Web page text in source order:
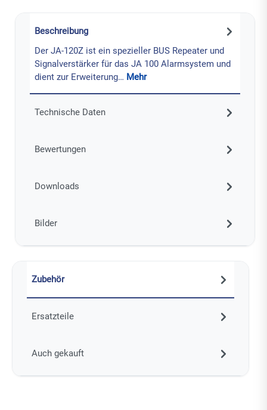
Beschreibung
Der JA-120Z ist ein spezieller BUS Repeater und
Signalverstärker für das JA 100 Alarmsystem und
dient zur Erweiterung… Mehr
Technische Daten
Bewertungen
Downloads
Bilder
Zubehör
Ersatzteile
Auch gekauft